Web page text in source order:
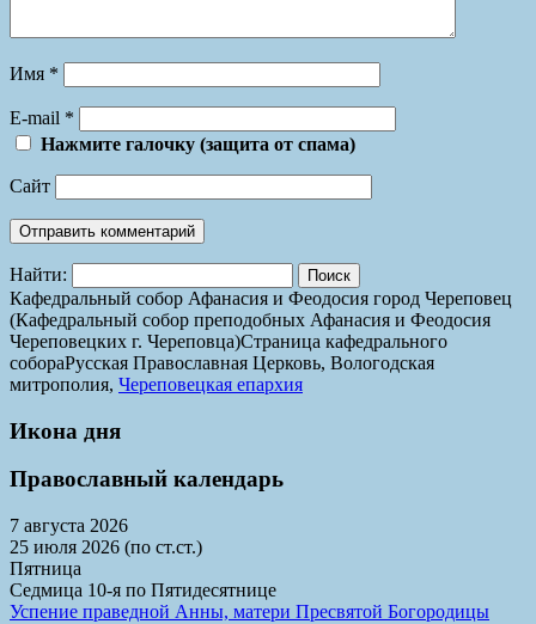
Имя *
E-mail *
Нажмите галочку (защита от спама)
Сайт
Найти:
Кафедральный собор Афанасия и Феодосия город Череповец
(Кафедральный собор преподобных Афанасия и Феодосия
Череповецких г. Череповца)Страница кафедрального
собораРусская Православная Церковь, Вологодская
митрополия, Череповецкая епархия
Икона дня
Православный календарь
7 августа 2026
25 июля 2026 (по ст.ст.)
Пятница
Седмица 10-я по Пятидесятнице
Успение праведной Анны, матери Пресвятой Богородицы